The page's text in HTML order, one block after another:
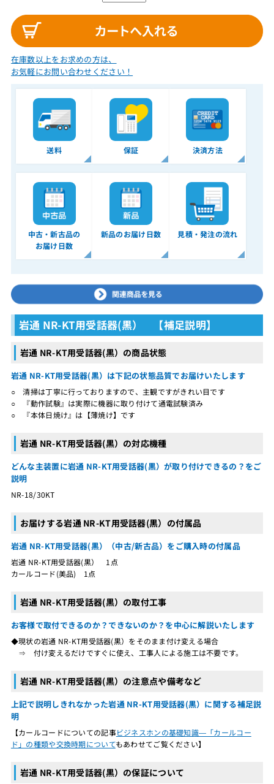
在庫数以上をお求めの方は、
お気軽にお問い合わせください！
送料 保証 決済方法
中古・新古品の
お届け日数
新品のお届け日数 見積・発注の流れ
岩通 NR-KT用受話器(黒） 【補足説明】
岩通 NR-KT用受話器(黒）の商品状態
岩通 NR-KT用受話器(黒）は下記の状態品質でお届けいたします
○ 清掃は丁寧に行っておりますので、主観ですがきれい目です
○ 『動作試験』は実際に機器に取り付けて通電試験済み
○ 『本体日焼け』は【薄焼け】です
岩通 NR-KT用受話器(黒）の対応機種
どんな主装置に岩通 NR-KT用受話器(黒）が取り付けできるの？をご
説明
NR-18/30KT
お届けする岩通 NR-KT用受話器(黒）の付属品
岩通 NR-KT用受話器(黒）（中古/新古品）をご購入時の付属品
岩通 NR-KT用受話器(黒） 1点
カールコード(美品) 1点
岩通 NR-KT用受話器(黒）の取付工事
お客様で取付できるのか？できないのか？を中心に解説いたします
◆現状の岩通 NR-KT用受話器(黒）をそのまま付け変える場合
⇒ 付け変えるだけですぐに使え、工事人による施工は不要です。
岩通 NR-KT用受話器(黒）の注意点や備考など
上記で説明しきれなかった岩通 NR-KT用受話器(黒）に関する補足説
明
【カールコードについての記事ビジネスホンの基礎知識―「カールコー
ド」の種類や交換時期についてもあわせてご覧ください】
岩通 NR-KT用受話器(黒）の保証について